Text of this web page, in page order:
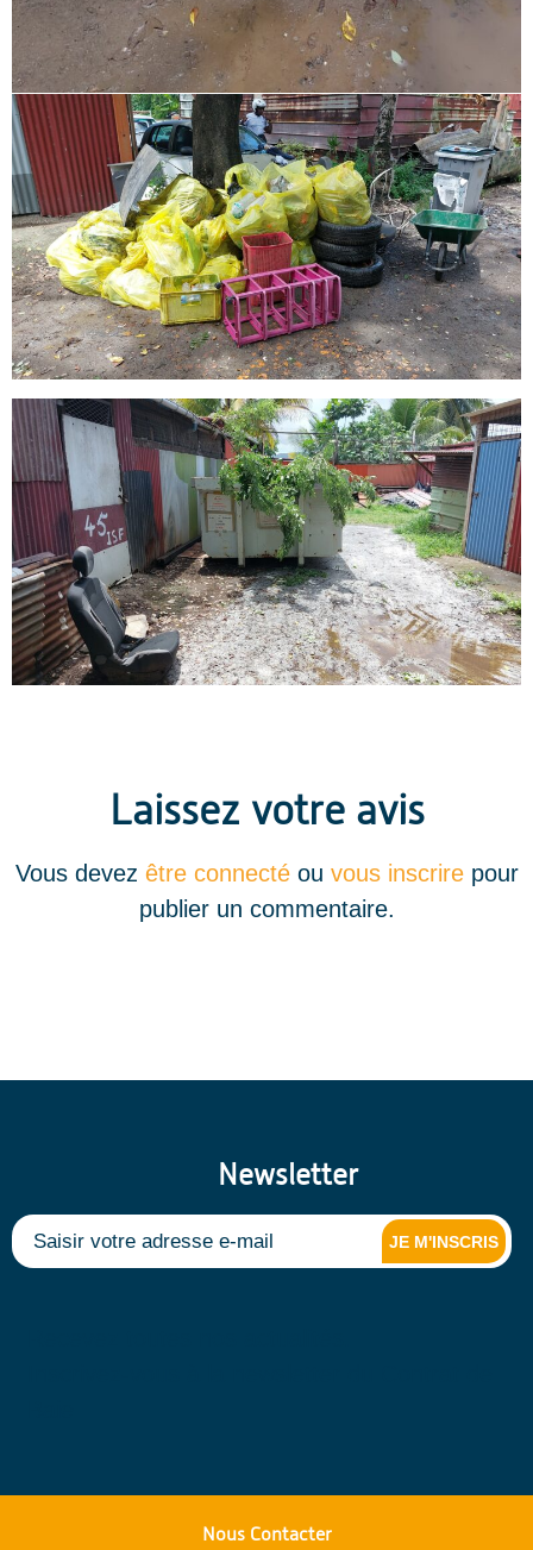
Laissez votre avis
Vous devez être connectéou vous inscrirepour
publier un commentaire.
Newsletter
JE M'INSCRIS
Nous Contacter